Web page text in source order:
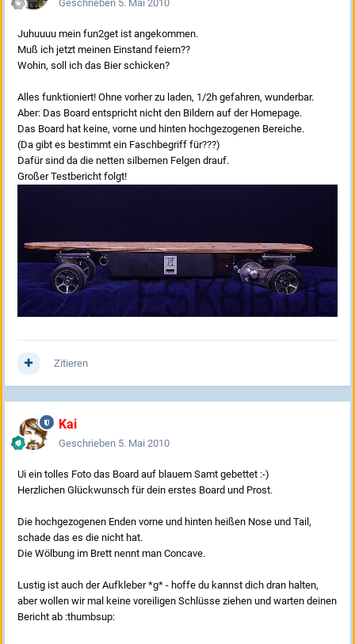
Geschrieben 5. Mai 2010
Juhuuuu mein fun2get ist angekommen.
Muß ich jetzt meinen Einstand feiern??
Wohin, soll ich das Bier schicken?
Alles funktioniert! Ohne vorher zu laden, 1/2h gefahren, wunderbar.
Aber: Das Board entspricht nicht den Bildern auf der Homepage.
Das Board hat keine, vorne und hinten hochgezogenen Bereiche.
(Da gibt es bestimmt ein Faschbegriff für???)
Dafür sind da die netten silbernen Felgen drauf.
Großer Testbericht folgt!
Zitieren
Kai
Geschrieben 5. Mai 2010
Ui ein tolles Foto das Board auf blauem Samt gebettet :-)
Herzlichen Glückwunsch für dein erstes Board und Prost.
Die hochgezogenen Enden vorne und hinten heißen Nose und Tail,
schade das es die nicht hat.
Die Wölbung im Brett nennt man Concave.
Lustig ist auch der Aufkleber *g* - hoffe du kannst dich dran halten,
aber wollen wir mal keine voreiligen Schlüsse ziehen und warten deinen
Bericht ab :thumbsup: